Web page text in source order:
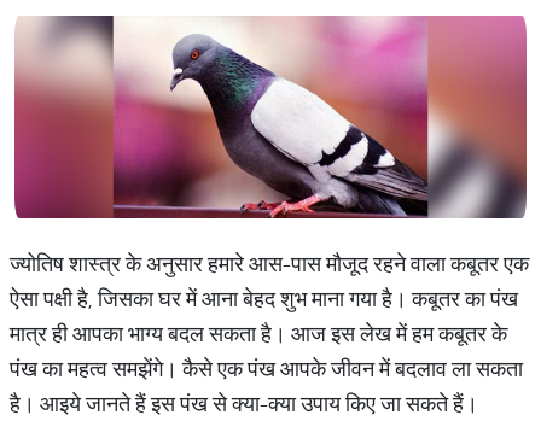
ज्योतिष शास्त्र के अनुसार हमारे आस-पास मौजूद रहने वाला कबूतर एक
ऐसा पक्षी है, जिसका घर में आना बेहद शुभ माना गया है। कबूतर का पंख
मात्र ही आपका भाग्य बदल सकता है। आज इस लेख में हम कबूतर के
पंख का महत्व समझेंगे। कैसे एक पंख आपके जीवन में बदलाव ला सकता
है। आइये जानते हैं इस पंख से क्या-क्या उपाय किए जा सकते हैं।